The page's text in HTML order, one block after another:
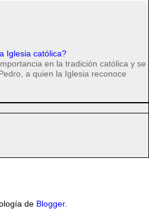
Iglesia católica?
en la tradición católica y se
a quien la Iglesia reconoce
de Blogger.